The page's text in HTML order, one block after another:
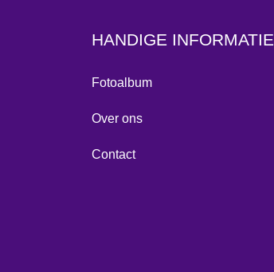
HANDIGE INFORMATIE
Fotoalbum
Over ons
Contact